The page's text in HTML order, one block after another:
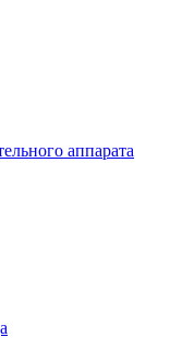
аппарата